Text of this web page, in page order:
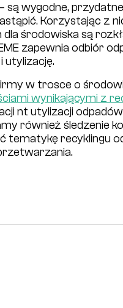
wygodne,
Korzystając z
środowiska są
zapewnia odbiór
utylizację.
w trosce o
wynikającymi z
nt utylizacji
również śledzenie
tematykę recyklingu